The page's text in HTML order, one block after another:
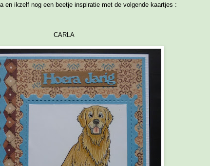
en ikzelf nog een beetje inspiratie met de volgende kaartjes :
CARLA